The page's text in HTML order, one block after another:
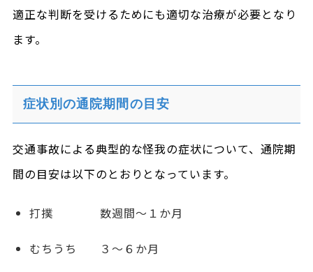
適正な判断を受けるためにも適切な治療が必要となり
ます。
症状別の通院期間の目安
交通事故による典型的な怪我の症状について、通院期
間の目安は以下のとおりとなっています。
打撲 数週間～１か月
むちうち ３～６か月